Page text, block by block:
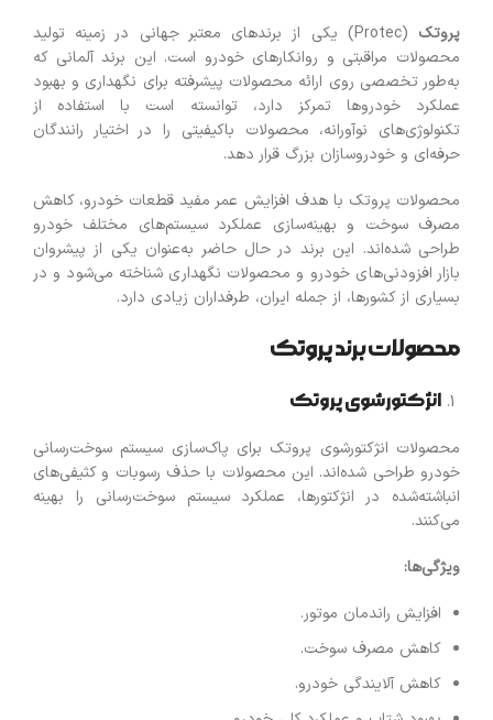
پروتک
(Protec) یکی از برندهای معتبر جهانی در زمینه تولید
محصولات مراقبتی و روانکارهای خودرو است. این برند آلمانی که
به‌طور تخصصی روی ارائه محصولات پیشرفته برای نگهداری و بهبود
عملکرد خودروها تمرکز دارد، توانسته است با استفاده از
تکنولوژی‌های نوآورانه، محصولات باکیفیتی را در اختیار رانندگان
حرفه‌ای و خودروسازان بزرگ قرار دهد.
محصولات پروتک با هدف افزایش عمر مفید قطعات خودرو، کاهش
مصرف سوخت و بهینه‌سازی عملکرد سیستم‌های مختلف خودرو
طراحی شده‌اند. این برند در حال حاضر به‌عنوان یکی از پیشروان
بازار افزودنی‌های خودرو و محصولات نگهداری شناخته می‌شود و در
بسیاری از کشورها، از جمله ایران، طرفداران زیادی دارد.
محصولات برند پروتک
انژکتورشوی پروتک
محصولات انژکتورشوی پروتک برای پاک‌سازی سیستم سوخت‌رسانی
خودرو طراحی شده‌اند. این محصولات با حذف رسوبات و کثیفی‌های
انباشته‌شده در انژکتورها، عملکرد سیستم سوخت‌رسانی را بهینه
می‌کنند.
ویژگی‌ها:
افزایش راندمان موتور.
کاهش مصرف سوخت.
کاهش آلایندگی خودرو.